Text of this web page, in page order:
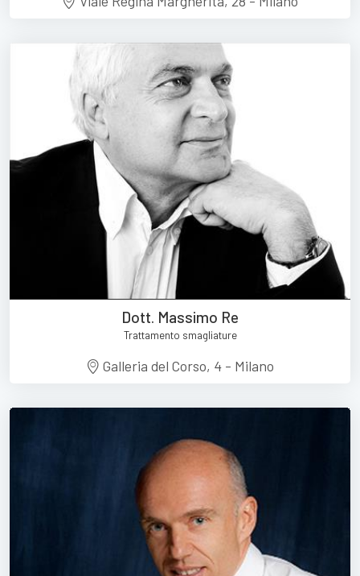
Dott. Massimo Re
Trattamento smagliature
Galleria del Corso, 4 - Milano